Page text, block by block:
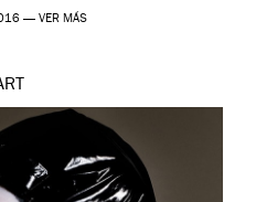
una […]
— VER MÁS